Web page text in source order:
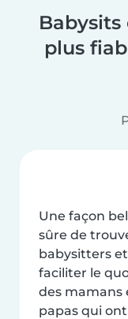
plus
Une façon
sûre de
babysitters
faciliter le
des mamans
papas qui